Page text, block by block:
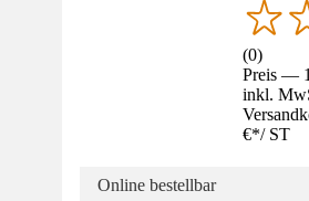
(0)
Preis —
inkl.
€*/ ST
Online bestellbar